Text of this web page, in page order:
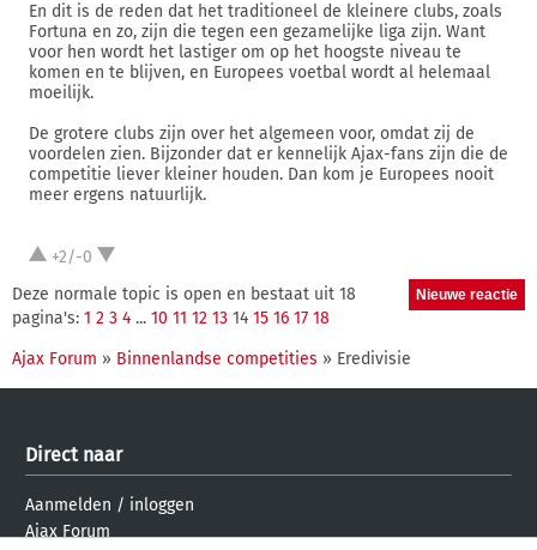
En dit is de reden dat het traditioneel de kleinere clubs, zoals
Fortuna en zo, zijn die tegen een gezamelijke liga zijn. Want
voor hen wordt het lastiger om op het hoogste niveau te
komen en te blijven, en Europees voetbal wordt al helemaal
moeilijk.
De grotere clubs zijn over het algemeen voor, omdat zij de
voordelen zien. Bijzonder dat er kennelijk Ajax-fans zijn die de
competitie liever kleiner houden. Dan kom je Europees nooit
meer ergens natuurlijk.
+2/-0
Deze normale topic is open en bestaat uit 18
pagina's: 1 2 3 4 ... 10 11 12 13 14 15 16 17 18
Ajax Forum » Binnenlandse competities » Eredivisie
Direct naar
Aanmelden / inloggen
Ajax Forum